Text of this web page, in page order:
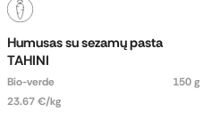
Humusas su sezamų pasta
TAHINI
Bio-verde
150 g
23.67 €/kg